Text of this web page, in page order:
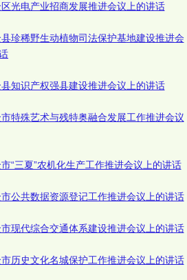
光电产业招商发展推进会议上的讲话
珍稀野生动植物司法保护基地建设推进会
知识产权强县建设推进会议上的讲话
特殊艺术与残特奥融合发展工作推进会议
“三夏”农机化生产工作推进会议上的讲话
公共数据资源登记工作推进会议上的讲话
现代综合交通体系建设推进会议上的讲话
历史文化名城保护工作推进会议上的讲话